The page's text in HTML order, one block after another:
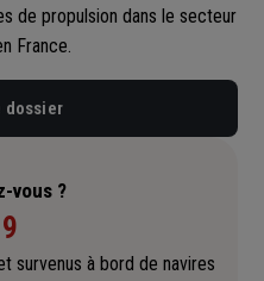
de propulsion dans le secteur
France.
dossier
vous ?
survenus à bord de navires